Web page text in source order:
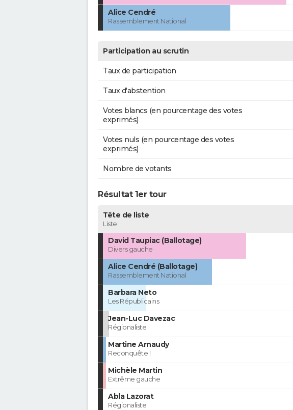
Alice Cendré
Rassemblement National
Participation au scrutin
Taux de participation
Taux d'abstention
Votes blancs (en pourcentage des votes
exprimés)
Votes nuls (en pourcentage des votes
exprimés)
Nombre de votants
Résultat 1er tour
Tête de liste
Liste
David Taupiac (Ballotage)
Divers gauche
Alice Cendré (Ballotage)
Rassemblement National
Barbara Neto
Les Républicains
Jean-Luc Davezac
Régionaliste
Martine Arnaudy
Reconquête !
Michèle Martin
Extrême gauche
Abla Lazorat
Régionaliste